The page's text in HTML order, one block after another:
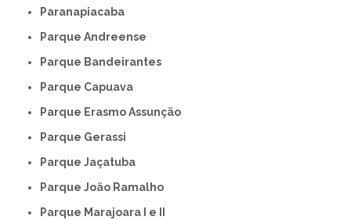
Paranapiacaba
Parque Andreense
Parque Bandeirantes
Parque Capuava
Parque Erasmo Assunção
Parque Gerassi
Parque Jaçatuba
Parque João Ramalho
Parque Marajoara I e II